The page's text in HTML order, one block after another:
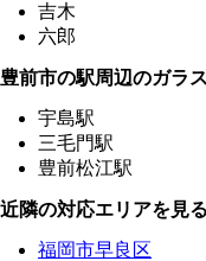
吉木
六郎
豊前市の駅周辺のガラ
宇島駅
三毛門駅
豊前松江駅
近隣の対応エリアを見る
福岡市早良区